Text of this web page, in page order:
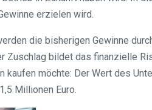
erzielen wird.
die bisherigen Gewinne
Zuschlag bildet das finanzielle
kaufen möchte: Der Wert des
Millionen Euro.